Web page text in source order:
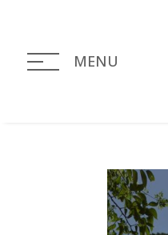
MENU